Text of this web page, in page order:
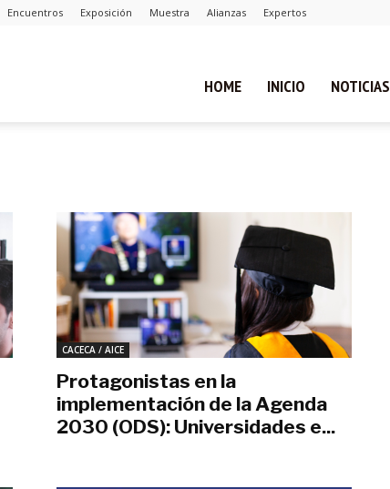
Encuentros Exposición Muestra Alianzas Expertos
HOME INICIO NOTICIAS
CACECA / AICE
Protagonistas en la
implementación de la Agenda
2030 (ODS): Universidades e...